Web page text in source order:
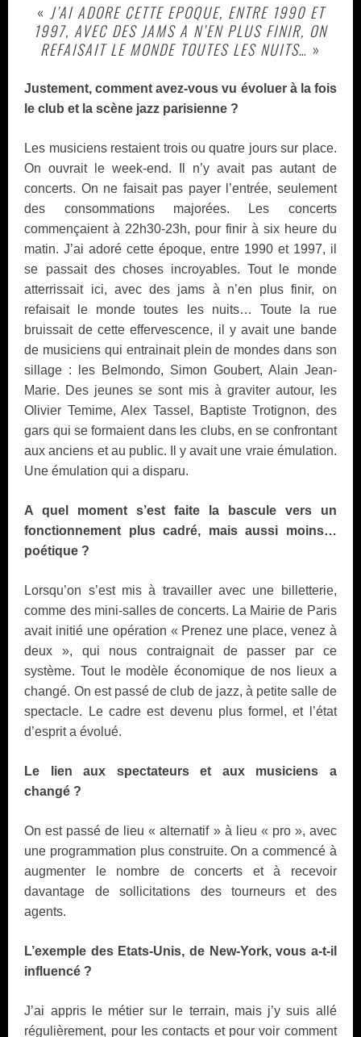
« J’AI ADORE CETTE EPOQUE, ENTRE 1990 ET
1997, AVEC DES JAMS A N’EN PLUS FINIR, ON
REFAISAIT LE MONDE TOUTES LES NUITS… »
Justement, comment avez-vous vu évoluer à la fois
le club et la scène jazz parisienne ?
Les musiciens restaient trois ou quatre jours sur place.
On ouvrait le week-end. Il n’y avait pas autant de
concerts. On ne faisait pas payer l’entrée, seulement
des consommations majorées. Les concerts
commençaient à 22h30-23h, pour finir à six heure du
matin. J’ai adoré cette époque, entre 1990 et 1997, il
se passait des choses incroyables. Tout le monde
atterrissait ici, avec des jams à n’en plus finir, on
refaisait le monde toutes les nuits… Toute la rue
bruissait de cette effervescence, il y avait une bande
de musiciens qui entrainait plein de mondes dans son
sillage : les Belmondo, Simon Goubert, Alain Jean-
Marie. Des jeunes se sont mis à graviter autour, les
Olivier Temime, Alex Tassel, Baptiste Trotignon, des
gars qui se formaient dans les clubs, en se confrontant
aux anciens et au public. Il y avait une vraie émulation.
Une émulation qui a disparu.
A quel moment s’est faite la bascule vers un
fonctionnement plus cadré, mais aussi moins…
poétique ?
Lorsqu’on s’est mis à travailler avec une billetterie,
comme des mini-salles de concerts. La Mairie de Paris
avait initié une opération « Prenez une place, venez à
deux », qui nous contraignait de passer par ce
système. Tout le modèle économique de nos lieux a
changé. On est passé de club de jazz, à petite salle de
spectacle. Le cadre est devenu plus formel, et l’état
d’esprit a évolué.
Le lien aux spectateurs et aux musiciens a
changé ?
On est passé de lieu « alternatif » à lieu « pro », avec
une programmation plus construite. On a commencé à
augmenter le nombre de concerts et à recevoir
davantage de sollicitations des tourneurs et des
agents.
L’exemple des Etats-Unis, de New-York, vous a-t-il
influencé ?
J’ai appris le métier sur le terrain, mais j’y suis allé
régulièrement, pour les contacts et pour voir comment